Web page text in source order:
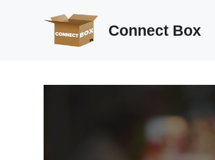
Connect Box